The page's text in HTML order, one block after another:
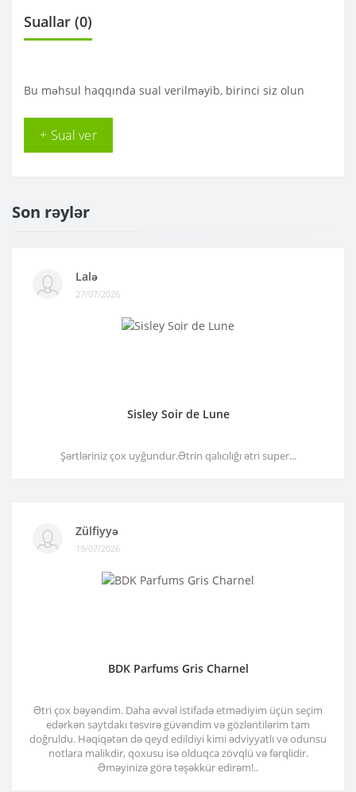
Suallar (0)
Bu məhsul haqqında sual verilməyib, birinci siz olun
+ Sual ver
Son rəylər
Lalə
27/07/2026
Sisley Soir de Lune
Şərtləriniz çox uyğundur.Ətrin qalıcılığı ətri super...
Zülfiyyə
19/07/2026
BDK Parfums Gris Charnel
Ətri çox bəyəndim. Daha əvvəl istifadə etmədiyim üçün seçim
edərkən saytdakı təsvirə güvəndim və gözləntilərim tam
doğruldu. Həqiqətən də qeyd edildiyi kimi ədviyyatlı və odunsu
notlara malikdir, qoxusu isə olduqca zövqlü və fərqlidir.
Əməyinizə görə təşəkkür edirəm!..